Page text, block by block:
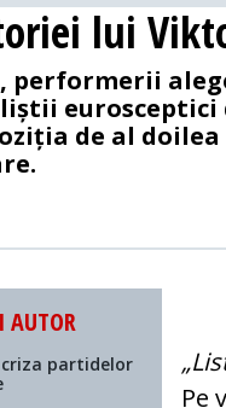
lui
performerii
eurosceptici
de al
AUTOR
criza partidelor
Pe